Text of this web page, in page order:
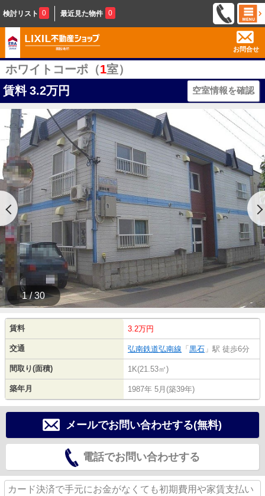
検討リスト 0 最近見た物件 0
お問合せ
ホワイトコーポ（1室）
賃料 3.2万円 空室情報を確認
1 / 30
賃料 3.2万円
交通 弘南鉄道弘南線 「 黒石 」駅 徒歩6分
間取り(面積) 1K(21.53㎡)
築年月 1987年 5月(築39年)
メールでお問い合わせする(無料)
電話でお問い合わせする
カード決済で手元にお金がなくても初期費用や家賃支払い